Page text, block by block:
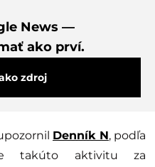
News —
ako prví.
zdroj
Denník N, podľa
takúto aktivitu za